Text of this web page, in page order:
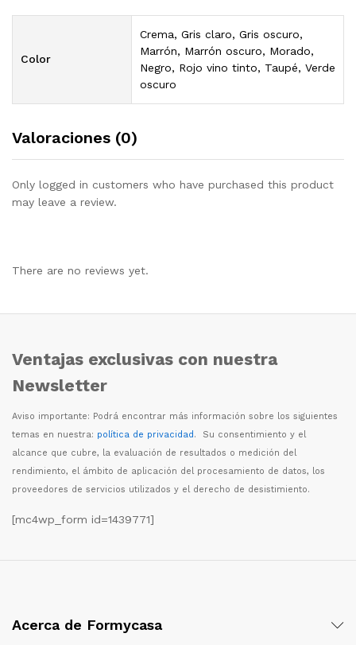
Color
Crema, Gris claro, Gris oscuro,
Marrón, Marrón oscuro, Morado,
Negro, Rojo vino tinto, Taupé, Verde
oscuro
Valoraciones (0)
Only logged in customers who have purchased this product
may leave a review.
There are no reviews yet.
Ventajas exclusivas con nuestra
Newsletter
Aviso importante: Podrá encontrar más información sobre los siguientes
temas en nuestra: política de privacidad. Su consentimiento y el
alcance que cubre, la evaluación de resultados o medición del
rendimiento, el ámbito de aplicación del procesamiento de datos, los
proveedores de servicios utilizados y el derecho de desistimiento.
[mc4wp_form id=1439771]
Acerca de Formycasa